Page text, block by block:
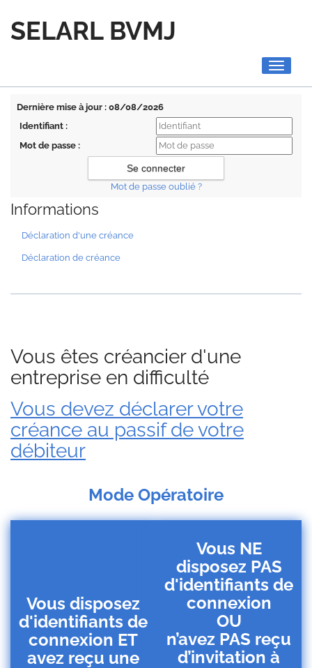
SELARL BVMJ
Toggle
Dernière mise à jour : 08/08/2026
Identifiant :
Mot de passe :
Mot de passe oublié ?
Informations
Déclaration d'une créance
Déclaration de créance
Vous êtes créancier d'une
entreprise en difficulté
Vous devez déclarer votre
créance au passif de votre
débiteur
Mode Opératoire
Vous disposez
d'identifiants de
connexion ET
avez reçu une
Vous NE
disposez PAS
d'identifiants de
connexion
OU
n’avez PAS reçu
d’invitation à